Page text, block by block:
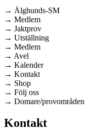
→ Älghunds-SM
→ Medlem
→ Jaktprov
→ Utställning
→ Medlem
→ Avel
→ Kalender
→ Kontakt
→ Shop
→ Följ oss
→ Domare/provområden
Kontakt